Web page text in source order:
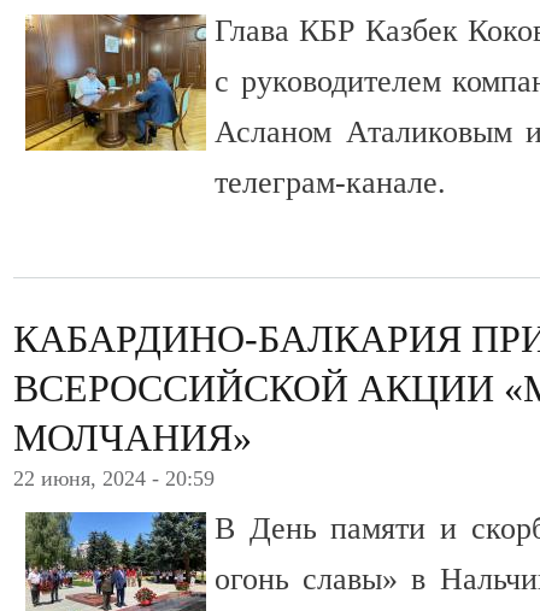
Глава КБР Казбек
с руководителем
Асланом Аталиковым
телеграм-канале.
КАБАРДИНО-БАЛКАРИЯ
ВСЕРОССИЙСКОЙ АКЦИИ
МОЛЧАНИЯ»
22 июня, 2024 - 20:59
В День памяти и
огонь славы» в